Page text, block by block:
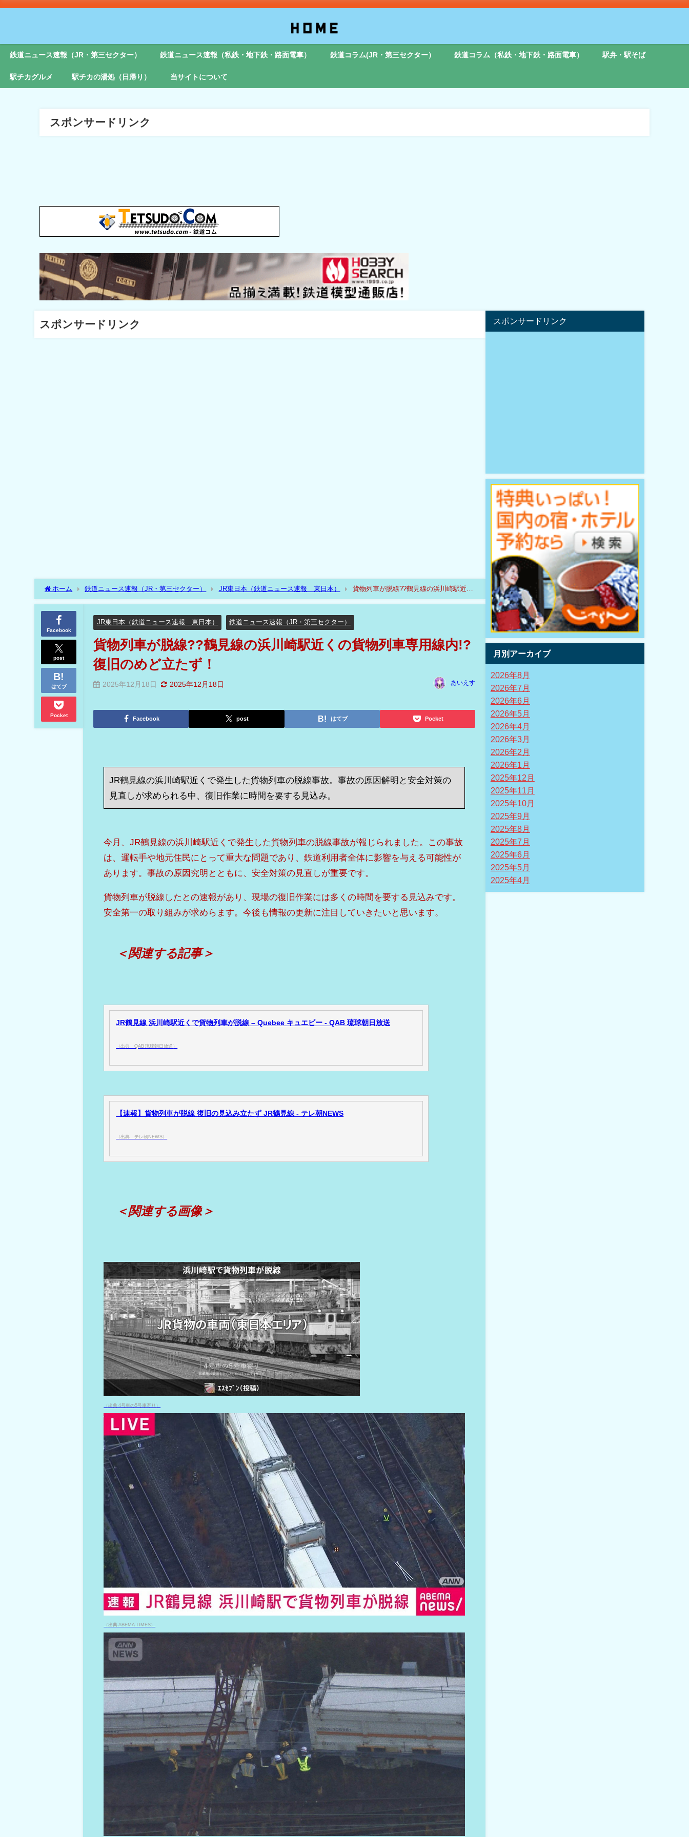
鉄道ニュース速報（JR・第三セクター） 鉄道ニュース速報（私鉄・地下鉄・路面電車） 鉄道コラム(JR・第三セクター） 鉄道コラム（私鉄・地下鉄・路面電車） 駅弁・駅そば
駅チカグルメ 駅チカの湯処（日帰り） 当サイトについて
スポンサードリンク
スポンサードリンク
ホーム 鉄道ニュース速報（JR・第三セクター） JR東日本（鉄道ニュース速報 東日本）
貨物列車が脱線??鶴見線の浜川崎駅近く
の貨物列車専用線内!?復旧のめど立たず！
Facebook
post
はてブ
Pocket
JR東日本（鉄道ニュース速報 東日本） 鉄道ニュース速報（JR・第三セクター）
貨物列車が脱線??鶴見線の浜川崎駅近くの貨物列車専用線内!?
復旧のめど立たず！
2025年12月18日 2025年12月18日 あいえす
Facebook post はてブ Pocket
JR鶴見線の浜川崎駅近くで発生した貨物列車の脱線事故。事故の原因解明と安全対策の
見直しが求められる中、復旧作業に時間を要する見込み。
今月、JR鶴見線の浜川崎駅近くで発生した貨物列車の脱線事故が報じられました。この事故
は、運転手や地元住民にとって重大な問題であり、鉄道利用者全体に影響を与える可能性が
あります。事故の原因究明とともに、安全対策の見直しが重要です。
貨物列車が脱線したとの速報があり、現場の復旧作業には多くの時間を要する見込みです。
安全第一の取り組みが求めらます。今後も情報の更新に注目していきたいと思います。
＜関連する記事＞
JR鶴見線 浜川崎駅近くで貨物列車が脱線 – Quebee キュエビー - QAB 琉球朝日放送
（出典：QAB 琉球朝日放送）
【速報】貨物列車が脱線 復旧の見込み立たず JR鶴見線 - テレ朝NEWS
（出典：テレ朝NEWS）
＜関連する画像＞
（出典 4号車の5号車寄り）
（出典 ABEMA TIMES）
スポンサードリンク
月別アーカイブ
2026年8月
2026年7月
2026年6月
2026年5月
2026年4月
2026年3月
2026年2月
2026年1月
2025年12月
2025年11月
2025年10月
2025年9月
2025年8月
2025年7月
2025年6月
2025年5月
2025年4月